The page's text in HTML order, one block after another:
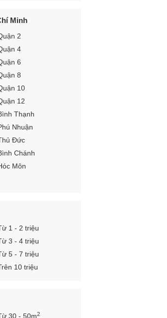
Minh
2
4
6
8
10
12
Thạnh
Nhuận
Đức
Chánh
Môn
1 - 2 triệu
3 - 4 triệu
5 - 7 triệu
10 triệu
30 - 50m2